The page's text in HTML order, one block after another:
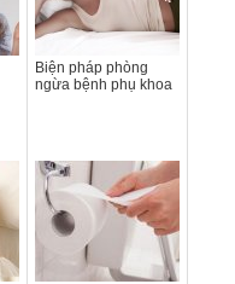
Biện pháp phòng
ngừa bệnh phụ khoa